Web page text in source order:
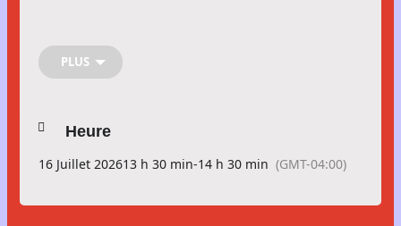
📍 𝗟𝗶𝗲𝘂: CJE Drummond – 749 boulevard Mercure
𝗔𝗰𝘁𝗶𝘃𝗶𝘁𝗲́ 𝗴𝗿𝗮𝘁𝘂𝗶𝘁𝗲 𝗿𝗲́𝘀𝗲𝗿𝘃𝗲́𝗲 𝗮𝘂𝘅 𝗽𝗲𝗿𝘀𝗼𝗻𝗻𝗲𝘀 𝗱𝗲 𝟭𝟳 𝗮𝗻𝘀
Aucune inscription nécessaire
PLUS
Heure
16 Juillet 202613 h 30 min-14 h 30 min (GMT-04:00)